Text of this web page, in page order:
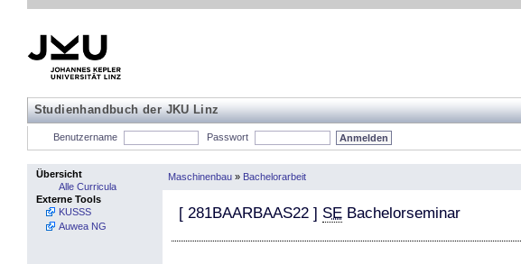
Studienhandbuch der JKU Linz
Benutzername Passwort
Übersicht
Alle Curricula
Externe Tools
KUSSS
Auwea NG
Maschinenbau » Bachelorarbeit
[ 281BAARBAAS22 ] SE Bachelorseminar